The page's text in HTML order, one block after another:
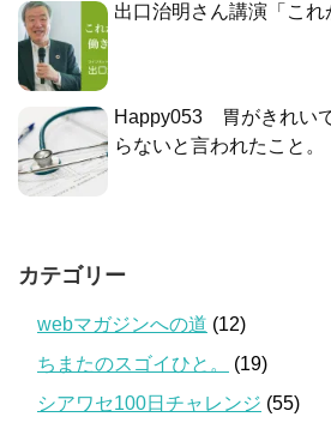
出口治明さん講演「こ
Happy053 胃がきれい
らないと言われたこと。
カテゴリー
webマガジンへの道 (12)
ちまたのスゴイひと。
(19)
シアワセ100日チャレンジ (55)